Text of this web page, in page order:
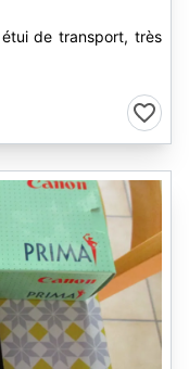
de transport, très